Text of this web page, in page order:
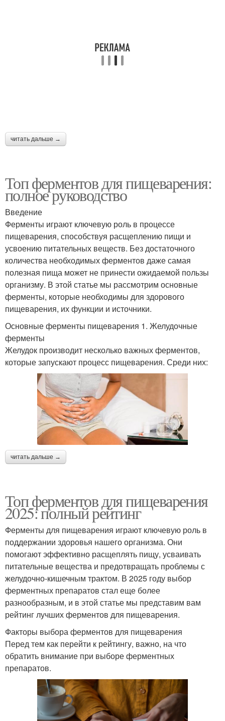
читать дальше →
Топ ферментов для пищеварения:
полное руководство
Введение
Ферменты играют ключевую роль в процессе
пищеварения, способствуя расщеплению пищи и
усвоению питательных веществ. Без достаточного
количества необходимых ферментов даже самая
полезная пища может не принести ожидаемой пользы
организму. В этой статье мы рассмотрим основные
ферменты, которые необходимы для здорового
пищеварения, их функции и источники.
Основные ферменты пищеварения 1. Желудочные
ферменты
Желудок производит несколько важных ферментов,
которые запускают процесс пищеварения. Среди них:
читать дальше →
Топ ферментов для пищеварения
2025: полный рейтинг
Ферменты для пищеварения играют ключевую роль в
поддержании здоровья нашего организма. Они
помогают эффективно расщеплять пищу, усваивать
питательные вещества и предотвращать проблемы с
желудочно-кишечным трактом. В 2025 году выбор
ферментных препаратов стал еще более
разнообразным, и в этой статье мы представим вам
рейтинг лучших ферментов для пищеварения.
Факторы выбора ферментов для пищеварения
Перед тем как перейти к рейтингу, важно, на что
обратить внимание при выборе ферментных
препаратов.